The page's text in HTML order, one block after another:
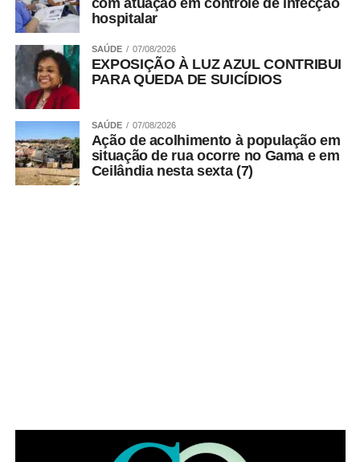
hospitalar
SAÚDE 07/08/2026
EXPOSIÇÃO À LUZ AZUL CONTRIBUI
PARA QUEDA DE SUICÍDIOS
SAÚDE 07/08/2026
Ação de acolhimento à população em
situação de rua ocorre no Gama e em
Ceilândia nesta sexta (7)